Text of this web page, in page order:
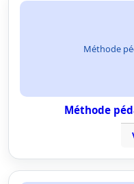
Méthode
Méthode